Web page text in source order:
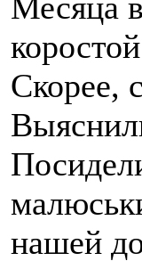
Скорее,
нашей